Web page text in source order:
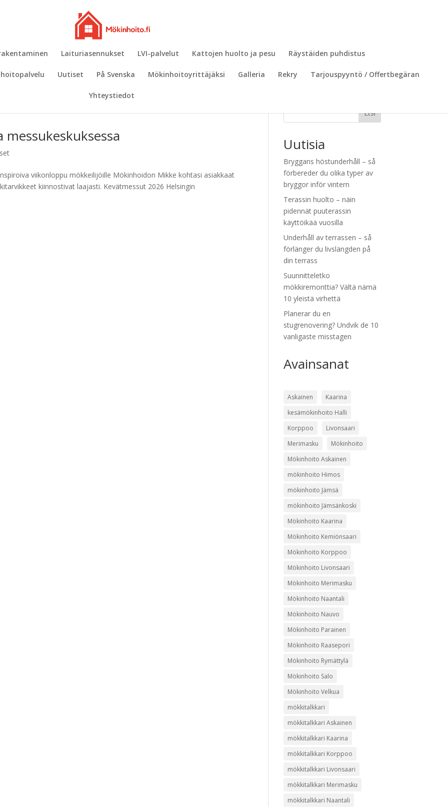
Laituriasennukset LVI-palvelut Kattojen huolto ja pesu Räystäiden puhdistus
Uutiset På Svenska Mökinhoitoyrittäjäksi Galleria Rekry Tarjouspyyntö / Offertbegäran
Yhteystiedot
viikonloppu mökkeilijöille Mökinhoidon Mikke kohtasi asiakkaat
kiinnostivat laajasti. Kevätmessut 2026 Helsingin
Etsi
Uutisia
Bryggans höstunderhåll – så
förbereder du olika typer av
bryggor inför vintern
Terassin huolto – näin
pidennät puuterassin
käyttöikää vuosilla
Underhåll av terrassen – så
förlänger du livslängden på
din terrass
Suunnitteletko
mökkiremonttia? Vältä nämä
10 yleistä virhettä
Planerar du en
stugrenovering? Undvik de 10
vanligaste misstagen
Avainsanat
Askainen
Kaarina
kesämökinhoito Halli
Korppoo
Livonsaari
Merimasku
Mökinhoito
Mökinhoito Askainen
mökinhoito Himos
mökinhoito Jämsä
mökinhoito Jämsänkoski
Mökinhoito Kaarina
Mökinhoito Kemiönsaari
Mökinhoito Korppoo
Mökinhoito Livonsaari
Mökinhoito Merimasku
Mökinhoito Naantali
Mökinhoito Nauvo
Mökinhoito Parainen
Mökinhoito Raasepori
Mökinhoito Rymättylä
Mökinhoito Salo
Mökinhoito Velkua
mökkitalkkari
mökkitalkkari Askainen
mökkitalkkari Kaarina
mökkitalkkari Korppoo
mökkitalkkari Livonsaari
mökkitalkkari Merimasku
mökkitalkkari Naantali